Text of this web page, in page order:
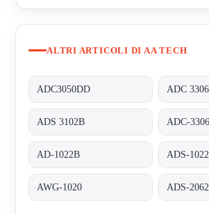
ALTRI ARTICOLI DI AA TECH
ADC3050DD ADC
ADS 3102B ADC-3306
AD-1022B ADS-
AWG-1020 ADS-